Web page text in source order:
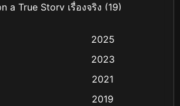
a True Story เรื่องจริง (19)
ชีวิตจริง (16)
2025
2023
2021
2019